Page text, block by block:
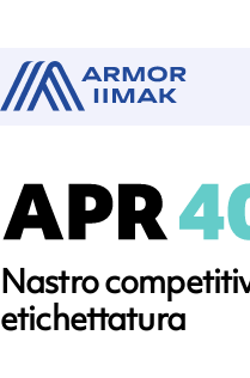
Nastro
etichettatura